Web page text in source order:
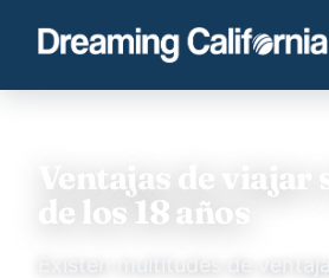
Ventajas de viajar
de los 18 años
Existen multitudes de